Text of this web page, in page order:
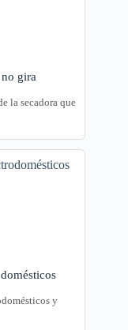
gira
la secadora que
y